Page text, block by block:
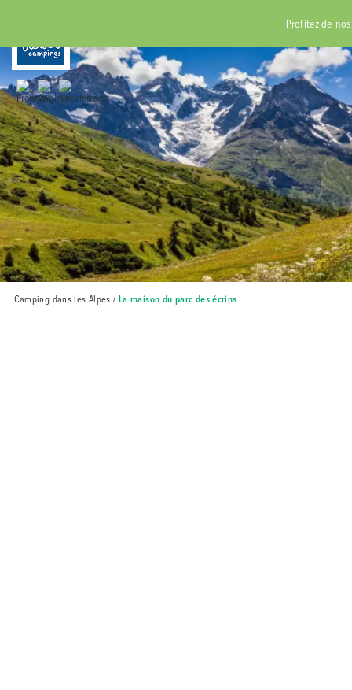
Camping dans les Alpes / La maison du parc des écrins
Profitez de